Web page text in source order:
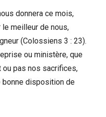
donnera ce mois,
meilleur de nous,
(Colossiens 3 : 23).
ou ministère, que
pas nos sacrifices,
bonne disposition de